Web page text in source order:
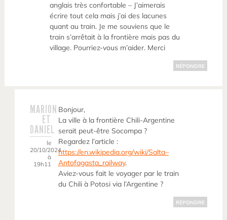
anglais très confortable – J’aimerais
écrire tout cela mais j’ai des lacunes
quant au train. Je me souviens que le
train s’arrêtait à la frontière mais pas du
village. Pourriez-vous m’aider. Merci
RÉPONDRE
MARION
ET
DANIEL
le
20/10/2024
à
19h11
Bonjour,
La ville à la frontière Chili-Argentine
serait peut-être Socompa ?
Regardez l’article :
https://en.wikipedia.org/wiki/Salta–
Antofagasta_railway.
Aviez-vous fait le voyager par le train
du Chili à Potosi via l’Argentine ?
RÉPONDRE